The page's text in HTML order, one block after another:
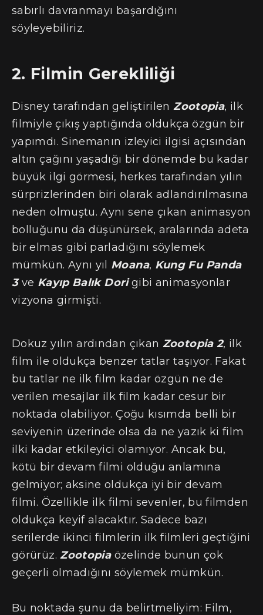
sabırlı davranmayı başardığını
söyleyebiliriz.
2. Filmin Gerekliliği
Disney tarafından geliştirilen Zootopia, ilk
filmiyle çıkış yaptığında oldukça özgün bir
yapımdı. Sinemanın izleyici ilgisi açısından
altın çağını yaşadığı bir dönemde bu kadar
büyük ilgi görmesi, herkes tarafından yılın
sürprizlerinden biri olarak adlandırılmasına
neden olmuştu. Aynı sene çıkan animasyon
bolluğunu da düşünürsek, aralarında adeta
bir elmas gibi parladığını söylemek
mümkün. Aynı yıl Moana, Kung Fu Panda
3ve Kayıp Balık Dorigibi animasyonlar
vizyona girmişti.
Dokuz yılın ardından çıkan Zootopia 2, ilk
film ile oldukça benzer tatlar taşıyor. Fakat
bu tatlar ne ilk film kadar özgün ne de
verilen mesajlar ilk film kadar cesur bir
noktada olabiliyor. Çoğu kısımda belli bir
seviyenin üzerinde olsa da ne yazık ki film
ilki kadar etkileyici olamıyor. Ancak bu,
kötü bir devam filmi olduğu anlamına
gelmiyor; aksine oldukça iyi bir devam
filmi. Özellikle ilk filmi sevenler, bu filmden
oldukça keyif alacaktır. Sadece bazı
serilerde ikinci filmlerin ilk filmleri geçtiğini
görürüz.Zootopiaözelinde bunun çok
geçerli olmadığını söylemek mümkün.
Bu noktada şunu da belirtmeliyim: Film,